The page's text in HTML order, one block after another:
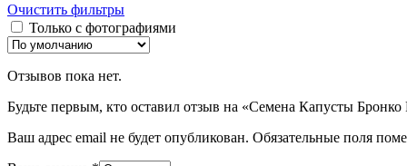
Очистить фильтры
Только с фотографиями
Отзывов пока нет.
Будьте первым, кто оставил отзыв на «Семена Капусты Бронко
Ваш адрес email не будет опубликован. Обязательные поля